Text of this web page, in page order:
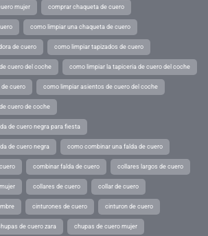
mujer comprar chaqueta de cuero
como limpiar una chaqueta de cuero
de cuero como limpiar tapizados de cuero
cuero del coche como limpiar la tapiceria de cuero del coche
cuero como limpiar asientos de cuero del coche
cuero de coche
de cuero negra para fiesta
de cuero negra como combinar una falda de cuero
combinar falda de cuero collares largos de cuero
collares de cuero collar de cuero
cinturones de cuero cinturon de cuero
de cuero zara chupas de cuero mujer